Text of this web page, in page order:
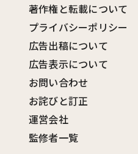
著作権と転載について
プライバシーポリシー
広告出稿について
広告表示について
お問い合わせ
お詫びと訂正
運営会社
監修者一覧